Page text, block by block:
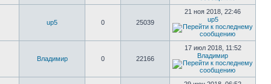
up5 0 25039
21 ноя 2018, 22:46
up5
Владимир 0 22166
17 июл 2018, 11:52
Владимир